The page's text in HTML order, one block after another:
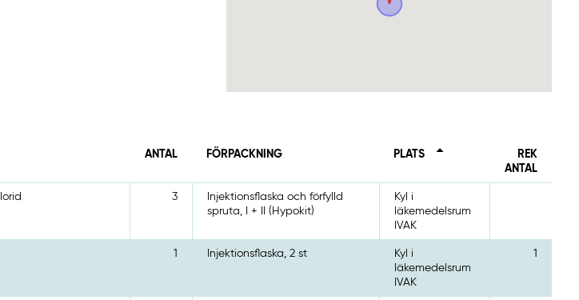
ANTAL FÖRPACKNING PLATS
REK
ANTAL
3
Injektionsflaska och förfylld
spruta, I + II (Hypokit)
Kyl i
läkemedelsrum
IVAK
1 Injektionsflaska, 2 st
Kyl i
läkemedelsrum
IVAK
1